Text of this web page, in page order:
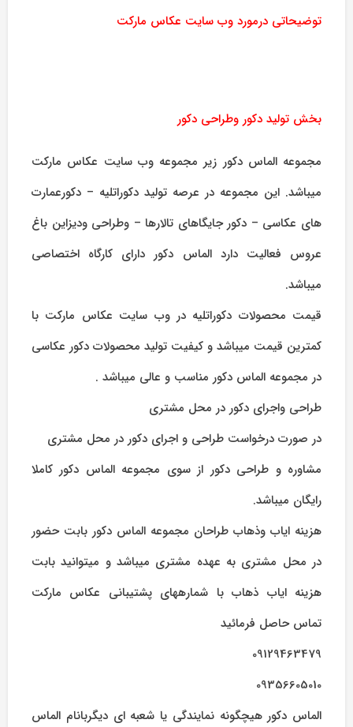
توضیحاتی درمورد وب سایت عکاس مارکت
بخش تولید دکور وطراحی دکور
مجموعه الماس دکور زیر مجموعه وب سایت عکاس مارکت
میباشد. این مجموعه در عرصه تولید دکوراتلیه – دکورعمارت
های عکاسی – دکور جایگاهای تالارها – وطراحی ودیزاین باغ
عروس فعالیت دارد الماس دکور دارای کارگاه اختصاصی
میباشد.
قیمت محصولات دکوراتلیه در وب سایت عکاس مارکت با
کمترین قیمت میباشد و کیفیت تولید محصولات دکور عکاسی
در مجموعه الماس دکور مناسب و عالی میباشد .
طراحی واجرای دکور در محل مشتری
در صورت درخواست طراحی و اجرای دکور در محل مشتری
مشاوره و طراحی دکور از سوی مجموعه الماس دکور کاملا
رایگان میباشد.
هزینه ایاب وذهاب طراحان مجموعه الماس دکور بابت حضور
در محل مشتری به عهده مشتری میباشد و میتوانید بابت
هزینه ایاب ذهاب با شمارههای پشتیبانی عکاس مارکت
تماس حاصل فرمائید
09129463479
09356605010
الماس دکور هیچگونه نمایندگی یا شعبه ای دیگربانام الماس